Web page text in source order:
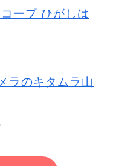
ープ ひがしは
ラのキタムラ山